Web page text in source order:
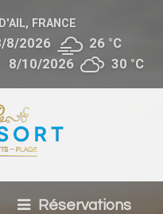
FRANCE
8/2026 26 °C
8/10/2026 30 °C
Réservations